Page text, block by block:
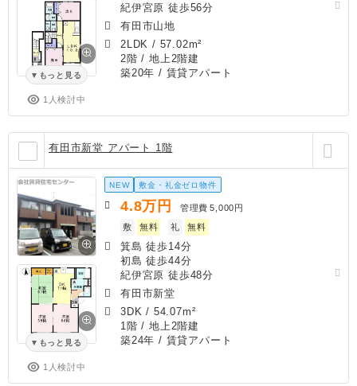
もっと見る
1人検討中
紀伊宮原 徒歩56分
有田市山地
2LDK / 57.02m²
2階 / 地上2階建
築20年 / 賃貸アパート
有田市新堂 アパート 1階
もっと見る
1人検討中
NEW 敷金・礼金ゼロ物件
4.8万円 管理費 5,000円
敷
無料 礼 無料
箕島 徒歩14分
初島 徒歩44分
紀伊宮原 徒歩48分
有田市新堂
3DK / 54.07m²
1階 / 地上2階建
築24年 / 賃貸アパート